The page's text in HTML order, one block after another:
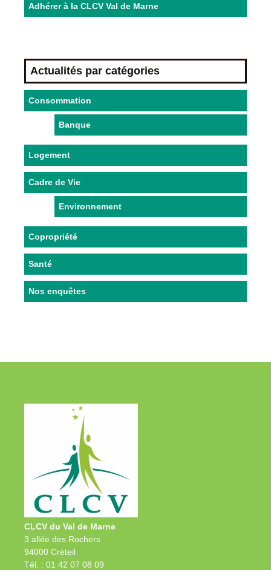
Adhérer à la CLCV Val de Marne
Actualités par catégories
Consommation
Banque
Logement
Cadre de Vie
Environnement
Copropriété
Santé
Nos enquêtes
CLCV du Val de Marne
3 allée des Rochers
94000 Créteil
Tél. : 01 42 07 08 09